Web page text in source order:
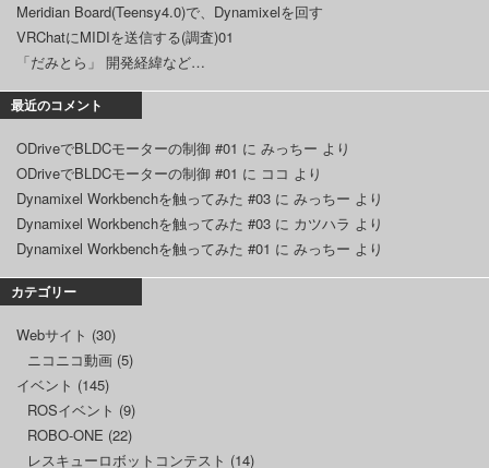
Meridian Board(Teensy4.0)で、Dynamixelを回す
VRChatにMIDIを送信する(調査)01
「だみとら」 開発経緯など…
最近のコメント
ODriveでBLDCモーターの制御 #01 に みっちー より
ODriveでBLDCモーターの制御 #01 に ココ より
Dynamixel Workbenchを触ってみた #03 に みっちー より
Dynamixel Workbenchを触ってみた #03 に カツハラ より
Dynamixel Workbenchを触ってみた #01 に みっちー より
カテゴリー
Webサイト (30)
ニコニコ動画 (5)
イベント (145)
ROSイベント (9)
ROBO-ONE (22)
レスキューロボットコンテスト (14)